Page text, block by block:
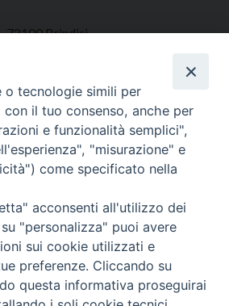
72100 Brindisi
9 - 13
ore 9 - 13
WebMail
o tecnologie simili per
il tuo consenso, anche per
e funzionalità semplici",
"misurazione" e
come specificato nella
acconsenti all'utilizzo dei
"personalizza" puoi avere
sui cookie utilizzati e
preferenze. Cliccando su
questa informativa proseguirai